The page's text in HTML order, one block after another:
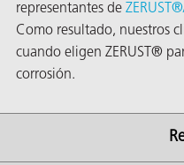
representantes de
Como resultado, nuestros
cuando eligen ZERUST®
corrosión.